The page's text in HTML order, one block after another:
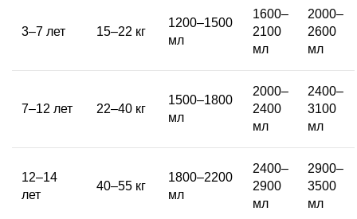
3–7 лет 15–22 кг
1200–1500
мл
1600–
2100
мл
2000–
2600
мл
7–12 лет 22–40 кг
1500–1800
мл
2000–
2400
мл
2400–
3100
мл
12–14
лет
40–55 кг
1800–2200
мл
2400–
2900
мл
2900–
3500
мл